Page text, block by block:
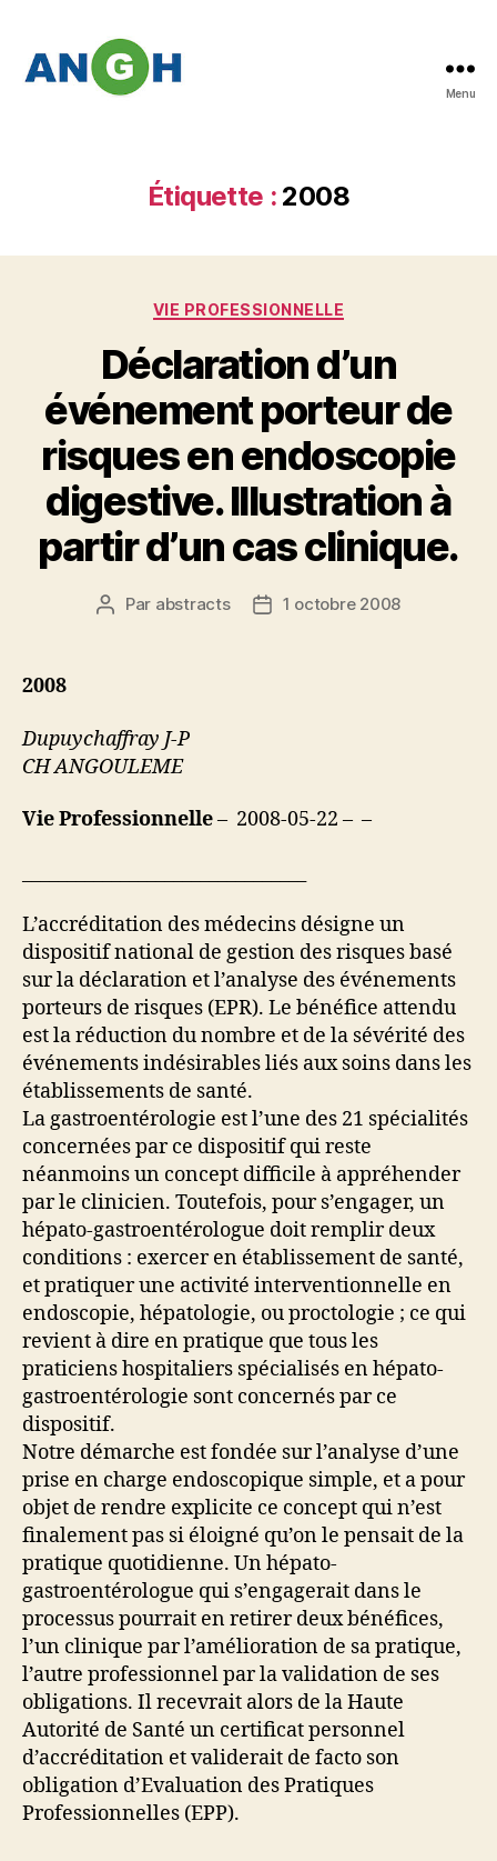
Menu
Étiquette : 2008
Catégories
VIE PROFESSIONNELLE
Déclaration d’un
événement porteur de
risques en endoscopie
digestive. Illustration à
partir d’un cas clinique.
Auteur
Par abstracts
Date1 octobre 2008
2008
Dupuychaffray J-P
CH ANGOULEME
Vie Professionnelle– 2008-05-22 – –
L’accréditation des médecins désigne un
dispositif national de gestion des risques basé
sur la déclaration et l’analyse des événements
porteurs de risques (EPR). Le bénéfice attendu
est la réduction du nombre et de la sévérité des
événements indésirables liés aux soins dans les
établissements de santé.
La gastroentérologie est l’une des 21 spécialités
concernées par ce dispositif qui reste
néanmoins un concept difficile à appréhender
par le clinicien. Toutefois, pour s’engager, un
hépato-gastroentérologue doit remplir deux
conditions : exercer en établissement de santé,
et pratiquer une activité interventionnelle en
endoscopie, hépatologie, ou proctologie ; ce qui
revient à dire en pratique que tous les
praticiens hospitaliers spécialisés en hépato-
gastroentérologie sont concernés par ce
dispositif.
Notre démarche est fondée sur l’analyse d’une
prise en charge endoscopique simple, et a pour
objet de rendre explicite ce concept qui n’est
finalement pas si éloigné qu’on le pensait de la
pratique quotidienne. Un hépato-
gastroentérologue qui s’engagerait dans le
processus pourrait en retirer deux bénéfices,
l’un clinique par l’amélioration de sa pratique,
l’autre professionnel par la validation de ses
obligations. Il recevrait alors de la Haute
Autorité de Santé un certificat personnel
d’accréditation et validerait de facto son
obligation d’Evaluation des Pratiques
Professionnelles (EPP).